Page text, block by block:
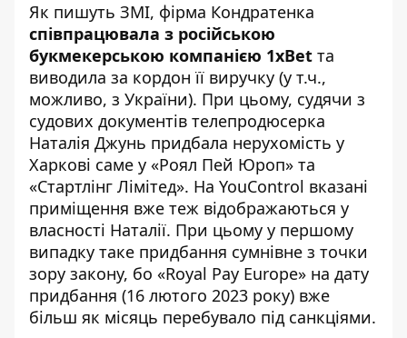
Як пишуть ЗМІ, фірма Кондратенка
співпрацювала з російською
букмекерською компанією 1xBet та
виводила за кордон її виручку (у т.ч.,
можливо, з України). При цьому, судячи з
судових документів телепродюсерка
Наталія Джунь придбала нерухомість у
Харкові саме у «Роял Пей Юроп» та
«Стартлінг Лімітед». На YouControl вказані
приміщення вже теж відображаються у
власності Наталії. При цьому у першому
випадку таке придбання сумнівне з точки
зору закону, бо «Royal Pay Europe» на дату
придбання (16 лютого 2023 року) вже
більш як місяць перебувало під санкціями.